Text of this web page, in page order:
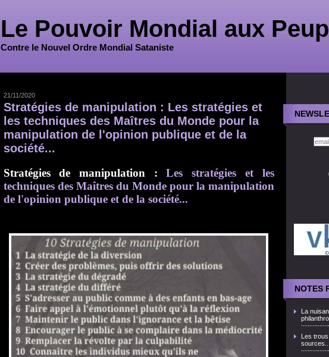
Le Pouvoir Mondial aux
Contre le Nouvel Ordre Mondial Sataniste
NOTES
La
Les
sources...
21/11/2020
Stratégies de manipulation : Les stratégies et
les techniques des Maîtres du Monde pour la
manipulation de l'opinion publique et de la
société...
Stratégies de manipulation :Les stratégies et les
techniques des Maîtres du Monde pour la manipulation
de l'opinion publique et de la société...